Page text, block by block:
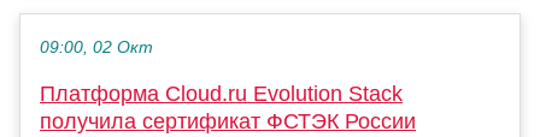
09:00, 02 Окт
Платформа Cloud.ru Evolution Stack
получила сертификат ФСТЭК России